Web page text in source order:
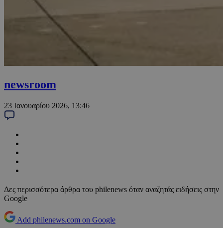
newsroom
23 Ιανουαρίου 2026, 13:46
Δες περισσότερα άρθρα του philenews όταν αναζητάς ειδήσεις στην
Google
Add philenews.com on Google